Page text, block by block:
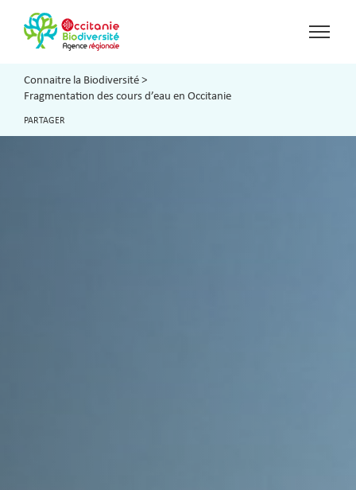
Connaitre la Biodiversité>
Fragmentation des cours d’eau en Occitanie
PARTAGER